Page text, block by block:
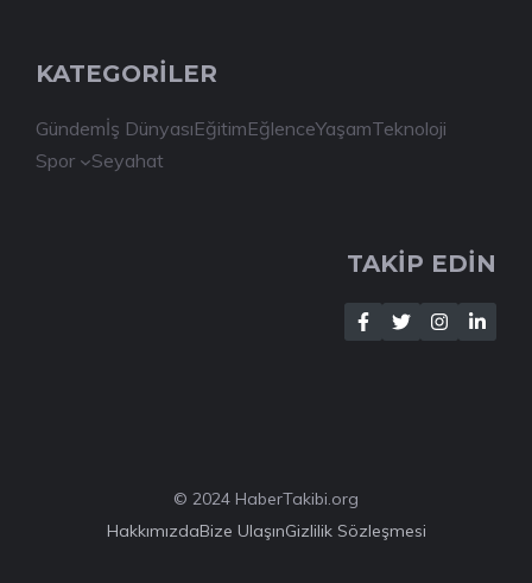
KATEGORİLER
Gündemİş DünyasıEğitimEğlenceYaşamTeknoloji
Spor
Seyahat
TAKİP EDİN
© 2024 HaberTakibi.org
HakkımızdaBize UlaşınGizlilik Sözleşmesi